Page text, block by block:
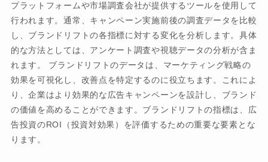
プラットフォームや市場調査会社が提供するツールを使用して
行われます。通常、キャンペーン実施前後の調査データを比較
し、ブランドリフトの各指標に対する変化を分析します。具体
的な方法としては、アンケート調査や視聴データの分析が含ま
れます。 ブランドリフトのデータは、マーケティング戦略の
効果を可視化し、改善点を特定するのに役立ちます。これによ
り、企業はより効果的な広告キャンペーンを設計し、ブランド
の価値を高めることができます。ブランドリフトの指標は、広
告投資のROI（投資対効果）を評価するための重要な要素とな
ります。